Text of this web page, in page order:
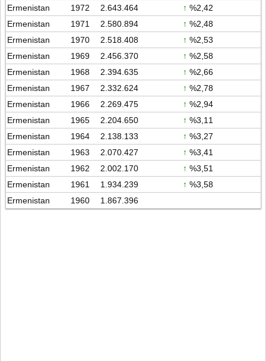
Ermenistan
1972 2.643.464 ↑ %2,42
Ermenistan
1971 2.580.894 ↑ %2,48
Ermenistan
1970 2.518.408 ↑ %2,53
Ermenistan
1969 2.456.370 ↑ %2,58
Ermenistan
1968 2.394.635 ↑ %2,66
Ermenistan
1967 2.332.624 ↑ %2,78
Ermenistan
1966 2.269.475 ↑ %2,94
Ermenistan
1965 2.204.650 ↑ %3,11
Ermenistan
1964 2.138.133 ↑ %3,27
Ermenistan
1963 2.070.427 ↑ %3,41
Ermenistan
1962 2.002.170 ↑ %3,51
Ermenistan
1961 1.934.239 ↑ %3,58
Ermenistan
1960 1.867.396